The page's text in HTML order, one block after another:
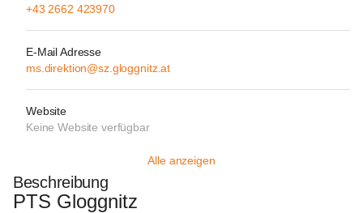
+43 2662 423970
E-Mail Adresse
ms.direktion@sz.gloggnitz.at
Website
Keine Website verfügbar
Alle anzeigen
Beschreibung
PTS Gloggnitz